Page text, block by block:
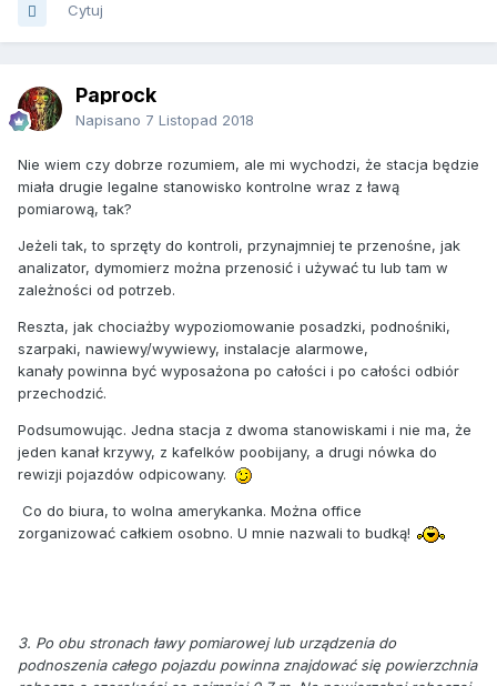
Cytuj
Paprock
Napisano 7 Listopad 2018
Nie wiem czy dobrze rozumiem, ale mi wychodzi, że stacja będzie
miała drugie legalne stanowisko kontrolne wraz z ławą
pomiarową, tak?
Jeżeli tak, to sprzęty do kontroli, przynajmniej te przenośne, jak
analizator, dymomierz można przenosić i używać tu lub tam w
zależności od potrzeb.
Reszta, jak chociażby wypoziomowanie posadzki, podnośniki,
szarpaki, nawiewy/wywiewy, instalacje alarmowe,
kanały powinna być wyposażona po całości i po całości odbiór
przechodzić.
Podsumowując. Jedna stacja z dwoma stanowiskami i nie ma, że
jeden kanał krzywy, z kafelków poobijany, a drugi nówka do
rewizji pojazdów odpicowany.
Co do biura, to wolna amerykanka. Można office
zorganizować całkiem osobno. U mnie nazwali to budką!
3. Po obu stronach ławy pomiarowej lub urządzenia do
podnoszenia całego pojazdu powinna znajdować się powierzchnia